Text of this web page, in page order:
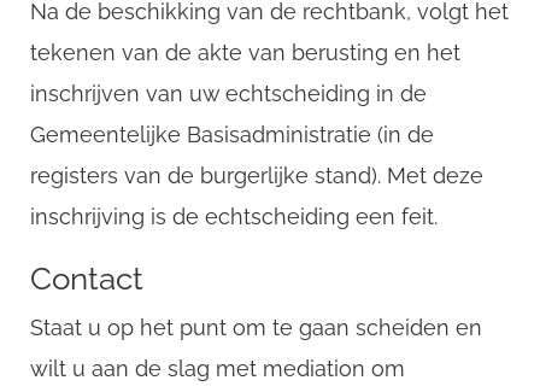
Na de beschikking van de rechtbank, volgt het
tekenen van de akte van berusting en het
inschrijven van uw echtscheiding in de
Gemeentelijke Basisadministratie (in de
registers van de burgerlijke stand). Met deze
inschrijving is de echtscheiding een feit.
Contact
Staat u op het punt om te gaan scheiden en
wilt u aan de slag met mediation om